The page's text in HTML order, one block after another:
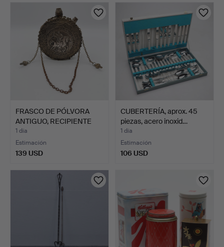
FRASCO DE PÓLVORA
ANTIGUO, RECIPIENTE
PARA…
1 día
Estimación
139 USD
CUBERTERÍA, aprox. 45
piezas, acero inoxid…
1 día
Estimación
106 USD